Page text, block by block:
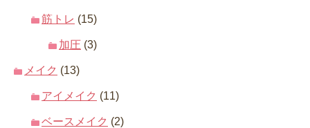
筋トレ (15)
加圧 (3)
メイク (13)
アイメイク (11)
ベースメイク (2)